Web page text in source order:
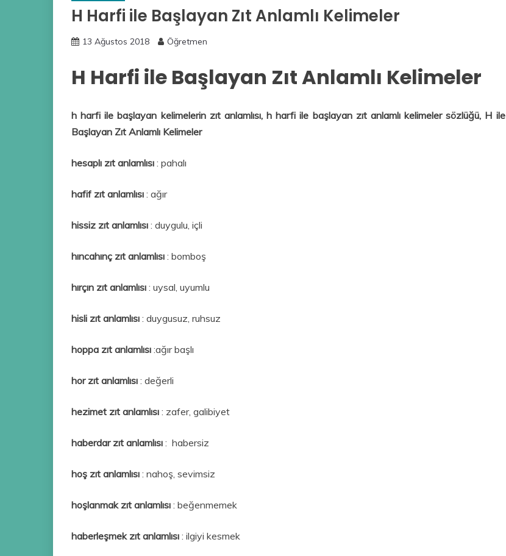
H Harfi ile Başlayan Zıt Anlamlı Kelimeler
13 Ağustos 2018 Öğretmen
H Harfi ile Başlayan Zıt Anlamlı Kelimeler
h harfi ile başlayan kelimelerin zıt anlamlısı, h harfi ile başlayan zıt anlamlı kelimeler sözlüğü, H ile
Başlayan Zıt Anlamlı Kelimeler
hesaplı zıt anlamlısı : pahalı
hafif zıt anlamlısı : ağır
hissiz zıt anlamlısı : duygulu, içli
hıncahınç zıt anlamlısı : bomboş
hırçın zıt anlamlısı : uysal, uyumlu
hisli zıt anlamlısı : duygusuz, ruhsuz
hoppa zıt anlamlısı :ağır başlı
hor zıt anlamlısı : değerli
hezimet zıt anlamlısı : zafer, galibiyet
haberdar zıt anlamlısı : habersiz
hoş zıt anlamlısı : nahoş, sevimsiz
hoşlanmak zıt anlamlısı : beğenmemek
haberleşmek zıt anlamlısı : ilgiyi kesmek